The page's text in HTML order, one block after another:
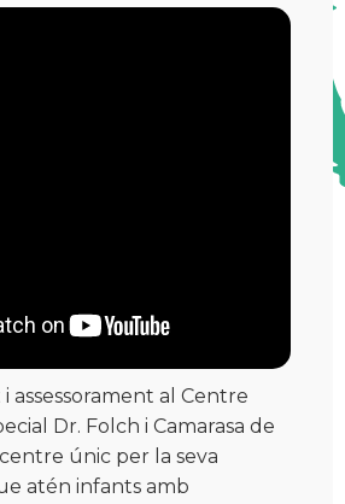
assessorament al Centre
Dr. Folch i Camarasa de
únic per la seva
atén infants amb